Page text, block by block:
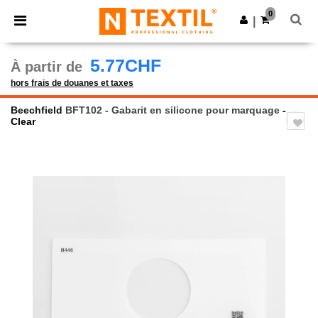
× Appli Ntextil
Meilleurs prix sur l’app !
Obtenir l'appli
0
À partir de 5.77CHF
hors frais de douanes et taxes
Beechfield BFT102 - Gabarit en silicone pour marquage -
Clear